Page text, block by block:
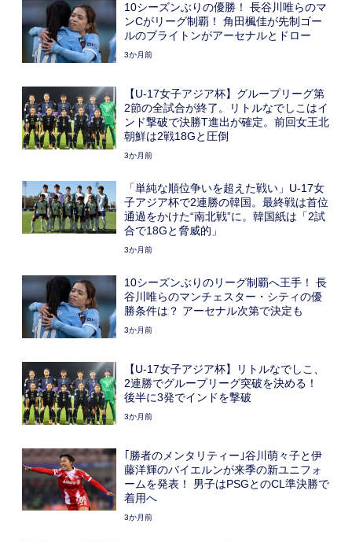
10シーズンぶりの優勝！ 長谷川唯らのマ
ンCがリーグ制覇！ 角田楓佳が先制ゴー
ルのブライトンがアーセナルとドロー
3か月前
【U-17女子アジア杯】グループリーグ第
2節の全試合が終了。リトルなでしこはイ
ンド撃破で決勝T進出が確定。前回女王北
朝鮮は2戦18Gと圧倒
3か月前
「単純な順位争いを超えた戦い」U-17女
子アジア杯で2連勝の韓国。最終戦は首位
通過をかけた“南北戦”に。韓国紙は「2試
合で18Gと脅威的」
3か月前
10シーズンぶりのリーグ制覇へ王手！ 長
谷川唯らのマンチェスター・シティの優
勝条件は？ アーセナル次第で決定も
3か月前
【U-17女子アジア杯】リトルなでしこ、
2連勝でグループリーグ突破を決める！
後半に3発でインドを撃破
3か月前
｢勝者のメンタリティー｣谷川萌々子と伊
藤洋輝のバイエルンが来季の新ユニフォ
ームを発表！ 男子はPSGとのCL準決勝で
着用へ
3か月前